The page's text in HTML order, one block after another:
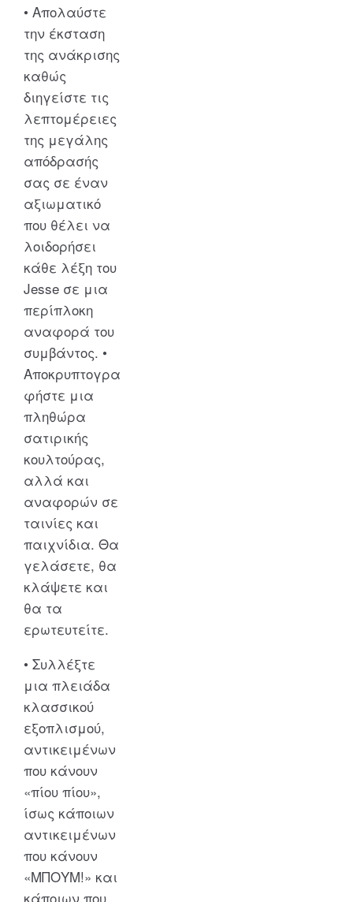
• Απολαύστε
την έκσταση
της ανάκρισης
καθώς
διηγείστε τις
λεπτομέρειες
της μεγάλης
απόδρασής
σας σε έναν
αξιωματικό
που θέλει να
λοιδορήσει
κάθε λέξη του
Jesse σε μια
περίπλοκη
αναφορά του
συμβάντος. •
Αποκρυπτογρα
φήστε μια
πληθώρα
σατιρικής
κουλτούρας,
αλλά και
αναφορών σε
ταινίες και
παιχνίδια. Θα
γελάσετε, θα
κλάψετε και
θα τα
ερωτευτείτε.
• Συλλέξτε
μια πλειάδα
κλασσικού
εξοπλισμού,
αντικειμένων
που κάνουν
«πίου πίου»,
ίσως κάποιων
αντικειμένων
που κάνουν
«ΜΠΟΥΜ!» και
κάποιων που